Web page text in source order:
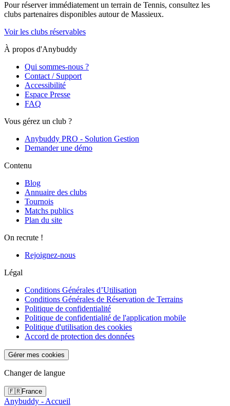
Pour réserver immédiatement un terrain de Tennis, consultez les
clubs partenaires disponibles autour de Massieux.
Voir les clubs réservables
À propos d'Anybuddy
Qui sommes-nous ?
Contact / Support
Accessibilité
Espace Presse
FAQ
Vous gérez un club ?
Anybuddy PRO - Solution Gestion
Demander une démo
Contenu
Blog
Annuaire des clubs
Tournois
Matchs publics
Plan du site
On recrute !
Rejoignez-nous
Légal
Conditions Générales d’Utilisation
Conditions Générales de Réservation de Terrains
Politique de confidentialité
Politique de confidentialité de l'application mobile
Politique d'utilisation des cookies
Accord de protection des données
Gérer mes cookies
Changer de langue
🇫🇷France
Anybuddy - Accueil